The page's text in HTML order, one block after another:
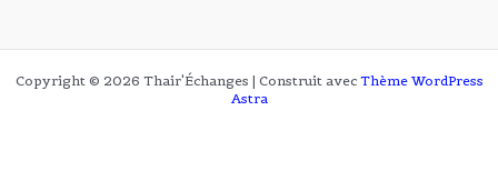
Copyright © 2026 Thair'Échanges | Construit avec Thème WordPress
Astra